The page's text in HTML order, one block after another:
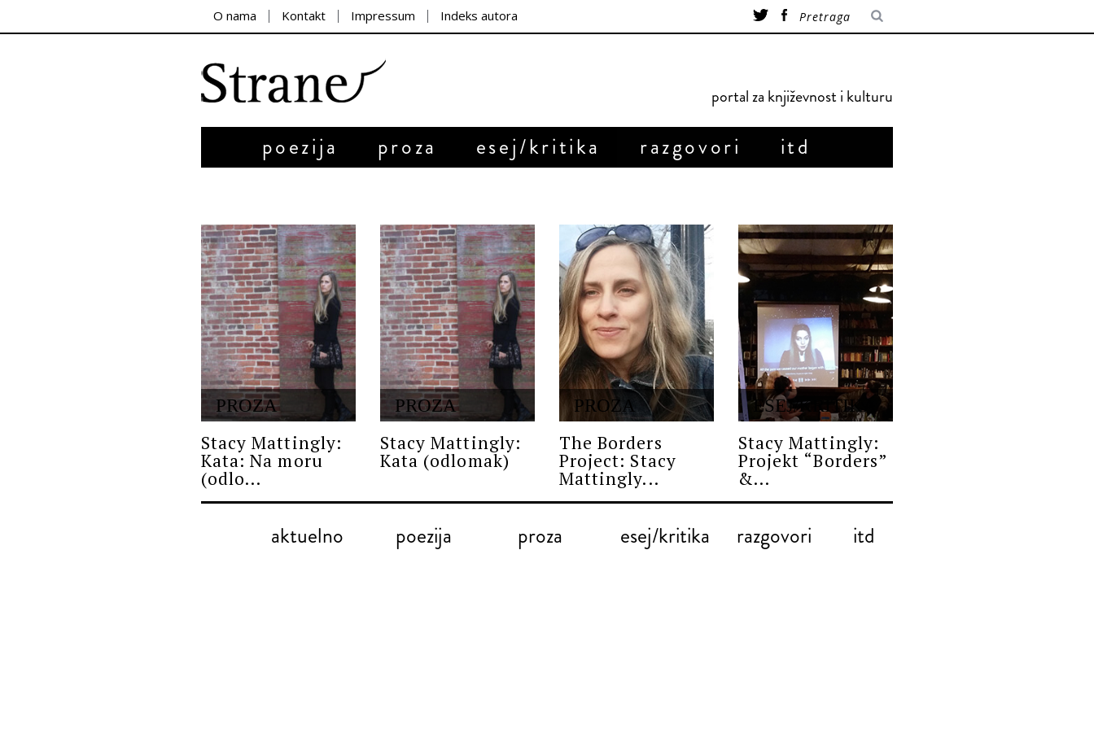
O nama Kontakt Impressum Indeks autora
portal za književnost i kulturu
poezija proza esej/kritika razgovori itd
PROZA
Stacy Mattingly:
Kata: Na moru
(odlo...
PROZA
Stacy Mattingly:
Kata (odlomak)
PROZA
The Borders
Project: Stacy
Mattingly...
ESEJ/KRITIKA
Stacy Mattingly:
Projekt “Borders”
&...
aktuelno poezija proza esej/kritika razgovori itd